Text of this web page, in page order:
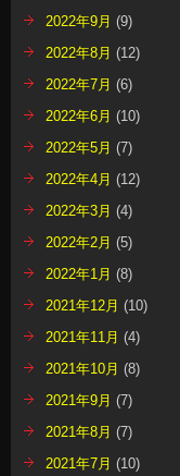
2022年9月 (9)
2022年8月 (12)
2022年7月 (6)
2022年6月 (10)
2022年5月 (7)
2022年4月 (12)
2022年3月 (4)
2022年2月 (5)
2022年1月 (8)
2021年12月 (10)
2021年11月 (4)
2021年10月 (8)
2021年9月 (7)
2021年8月 (7)
2021年7月 (10)